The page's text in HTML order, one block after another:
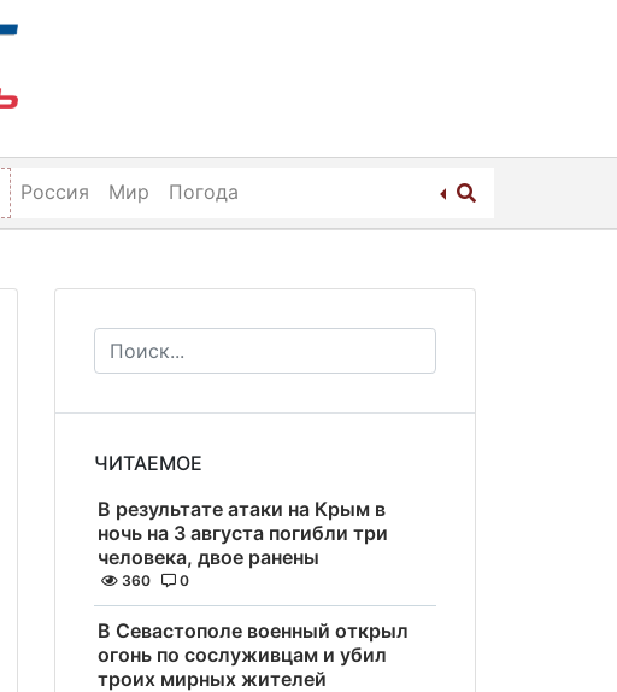
Россия Мир Погода
ЧИТАЕМОЕ
В результате атаки на Крым в
ночь на 3 августа погибли три
человека, двое ранены
360 0
В Севастополе военный открыл
огонь по сослуживцам и убил
троих мирных жителей